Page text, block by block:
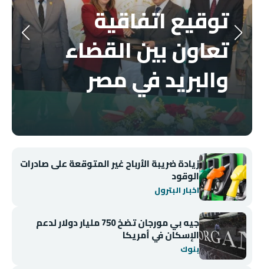
توقيع اتفاقية
تعاون بين القضاء
والبريد في مصر
زيادة ضريبة الأرباح غير المتوقعة على صادرات
الوقود
اخبار البترول
جيه بي مورجان تضخ 750 مليار دولار لدعم
الإسكان في أمريكا
بنوك